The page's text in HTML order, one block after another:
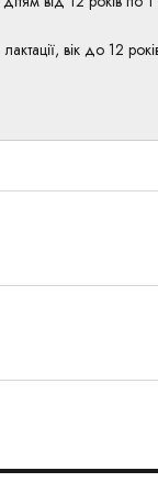
лактації, вік до 12